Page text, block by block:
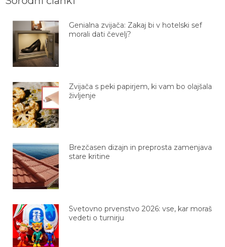
Genialna zvijača: Zakaj bi v hotelski sef
morali dati čevelj?
Zvijača s peki papirjem, ki vam bo olajšala
življenje
Brezčasen dizajn in preprosta zamenjava
stare kritine
Svetovno prvenstvo 2026: vse, kar moraš
vedeti o turnirju